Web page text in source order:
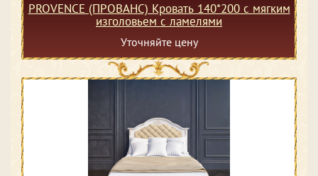
PROVENCE (ПРОВАНС) Кровать 140*200 с мягким
изголовьем с ламелями
Уточняйте цену